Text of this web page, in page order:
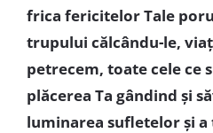
frica fericitelor Tale
trupului călcându-le,
petrecem, toate cele ce
plăcerea Ta gândind și
luminarea sufletelor și